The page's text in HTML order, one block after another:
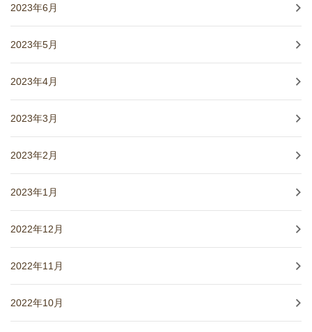
2023年6月
2023年5月
2023年4月
2023年3月
2023年2月
2023年1月
2022年12月
2022年11月
2022年10月